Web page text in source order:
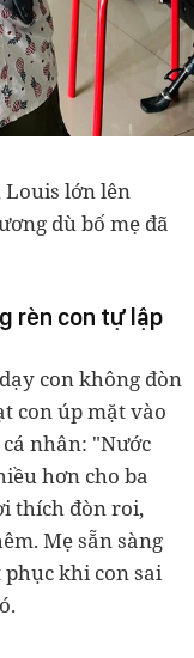
Louis lớn lên
dù bố mẹ đã
rèn con tự lập
con không đòn
con úp mặt vào
nhân: "Nước
hơn cho ba
thích đòn roi,
Mẹ sẵn sàng
khi con sai